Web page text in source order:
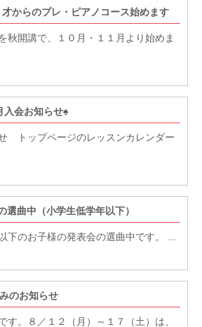
からのプレ・ピアノコース始めます
秋開講で、１０月・１１月より始めま
入会お知らせ♠
トップページのレッスンカレンダー
選曲中（小学生低学年以下）
下のお子様の発表会の選曲中です。 ...
のお知らせ
す。８／１２（月）～１７（土）は、